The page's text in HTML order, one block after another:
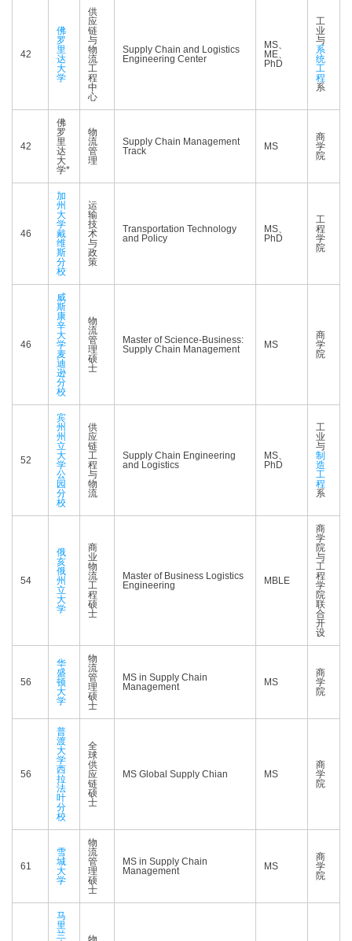
42
佛
罗
里
达
大
学
供
应
链
与
物
流
工
程
中
心
Supply Chain and Logistics
Engineering Center
MS、
ME、
PhD
工
业
与
系
统
工
程
系
42
佛
罗
里
达
大
学*
物
流
管
理
Supply Chain Management
Track
MS
商
学
院
46
加
州
大
学
戴
维
斯
分
校
运
输
技
术
与
政
策
Transportation Technology
and Policy
MS、
PhD
工
程
学
院
46
威
斯
康
辛
大
学
麦
迪
逊
分
校
物
流
管
理
硕
士
Master of Science-Business:
Supply Chain Management
MS
商
学
院
52
宾
州
州
立
大
学
公
园
分
校
供
应
链
工
程
与
物
流
Supply Chain Engineering
and Logistics
MS、
PhD
工
业
与
制
造
工
程
系
54
俄
亥
俄
州
立
大
学
商
业
物
流
工
程
硕
士
Master of Business Logistics
Engineering
MBLE
商
学
院
与
工
程
学
院
联
合
开
设
56
华
盛
顿
大
学
物
流
管
理
硕
士
MS in Supply Chain
Management
MS
商
学
院
56
普
渡
大
学
西
拉
法
叶
分
校
全
球
供
应
链
硕
士
MS Global Supply Chian MS
商
学
院
61
雪
城
大
学
物
流
管
理
硕
士
MS in Supply Chain
Management
MS
商
学
院
马
里
兰